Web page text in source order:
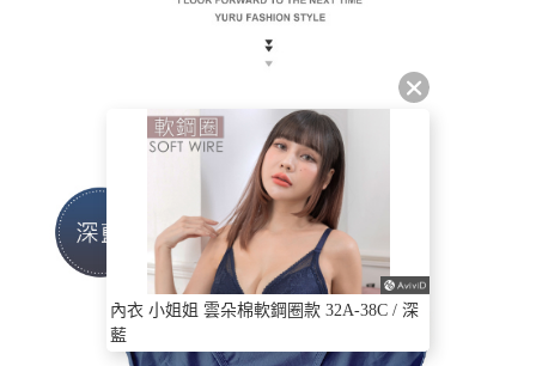
內衣 小姐姐 雲朵棉軟鋼圈款 32A-38C / 深
藍